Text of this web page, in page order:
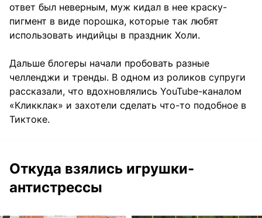
ответ был неверным, муж кидал в нее краску-
пигмент в виде порошка, которые так любят
использовать индийцы в праздник Холи.
Дальше блогеры начали пробовать разные
челленджи и тренды. В одном из роликов супруги
рассказали, что вдохновлялись YouTube-каналом
«Кликклак» и захотели сделать что-то подобное в
Тиктоке.
Откуда взялись игрушки-
антистрессы